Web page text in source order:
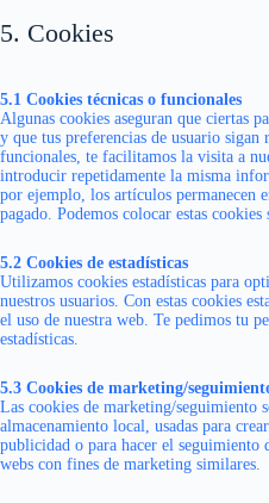
5. Cookies
5.1 Cookies técnicas o funcionales
Algunas cookies aseguran que ciertas
y que tus preferencias de usuario
funcionales, te facilitamos la visita a
introducir repetidamente la misma
por ejemplo, los artículos permanecen
pagado. Podemos colocar estas
5.2 Cookies de estadísticas
Utilizamos cookies estadísticas para
nuestros usuarios. Con estas cookies
el uso de nuestra web. Te pedimos tu
estadísticas.
5.3 Cookies de marketing/
Las cookies de marketing/seguimiento
almacenamiento local, usadas para
publicidad o para hacer el seguimiento
webs con fines de marketing similares.